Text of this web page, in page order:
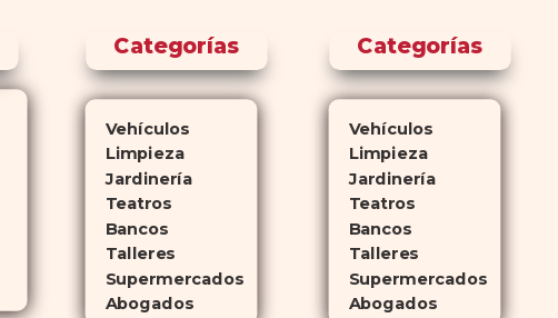
Categorías
Vehículos
Limpieza
Jardinería
Teatros
Bancos
Talleres
Supermercados
Abogados
Categorías
Vehículos
Limpieza
Jardinería
Teatros
Bancos
Talleres
Supermercados
Abogados